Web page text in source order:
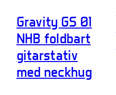
Gravity GS 01
NHB foldbart
gitarstativ
med neckhug